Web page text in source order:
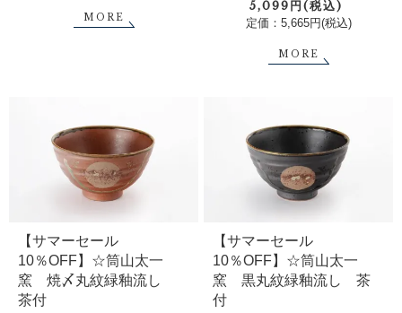
MORE
5,099円(税込)
定価：5,665円(税込)
MORE
【サマーセール
10％OFF】☆筒山太一
窯 焼〆丸紋緑釉流し
茶付
【サマーセール
10％OFF】☆筒山太一
窯 黒丸紋緑釉流し 茶
付